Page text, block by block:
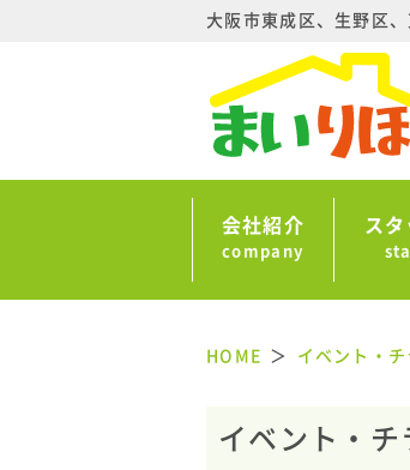
大阪市東成区、生野区
会社紹介
company
スタ
HOME イベント・チ
イベント・チ